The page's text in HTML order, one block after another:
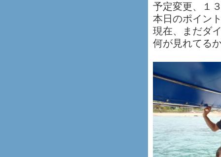
予定変更、１
本日のポイン
現在、まだダ
何が見れてる